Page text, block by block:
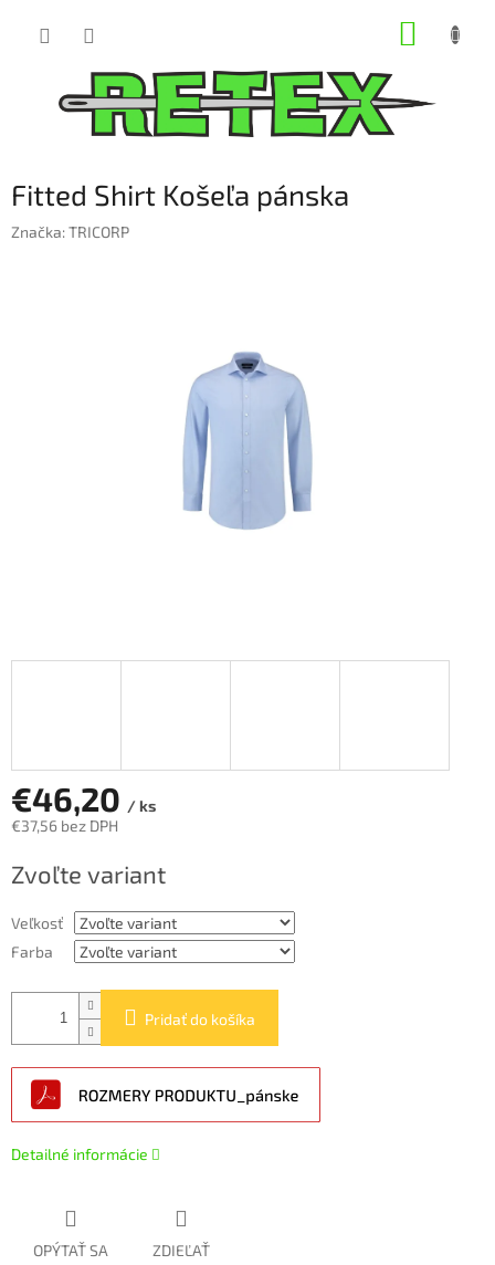
Fitted Shirt Košeľa pánska
Značka:TRICORP
€46,20 / ks
€37,56 bez DPH
cena:
Zvoľte variant
Veľkosť
Farba
Pridať do košíka
Detailné informácie
OPÝTAŤ SA ZDIEĽAŤ